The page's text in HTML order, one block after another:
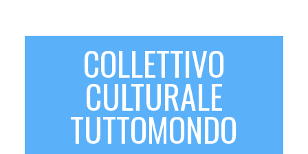
COLLETTIVO
CULTURALE
TUTTOMONDO